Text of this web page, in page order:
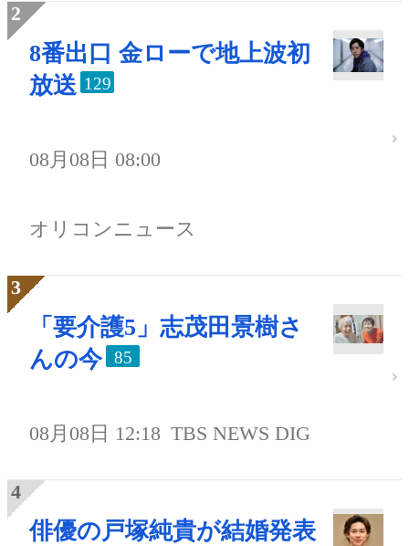
8番出口 金ローで地上波初
放送 129
08月08日 08:00
オリコンニュース
「要介護5」志茂田景樹さ
んの今
85
08月08日 12:18 TBS NEWS DIG
俳優の戸塚純貴が結婚発表